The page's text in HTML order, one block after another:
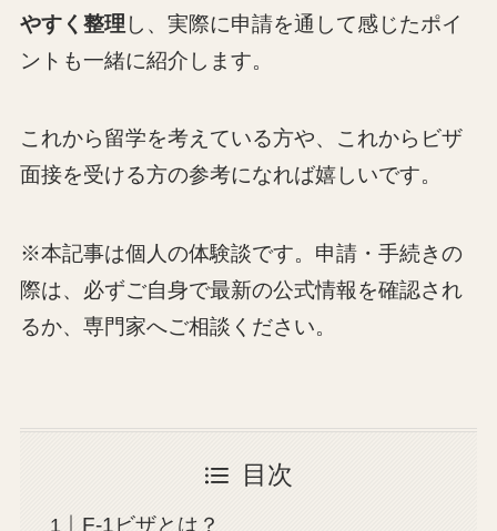
やすく整理 し、実際に申請を通して感じたポイ
ントも一緒に紹介します。
これから留学を考えている方や、これからビザ
面接を受ける方の参考になれば嬉しいです。
※本記事は個人の体験談です。申請・手続きの
際は、必ずご自身で最新の公式情報を確認され
るか、専門家へご相談ください。
目次
F-1ビザとは？